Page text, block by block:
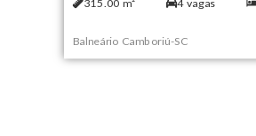
Balneário Camboriú-SC